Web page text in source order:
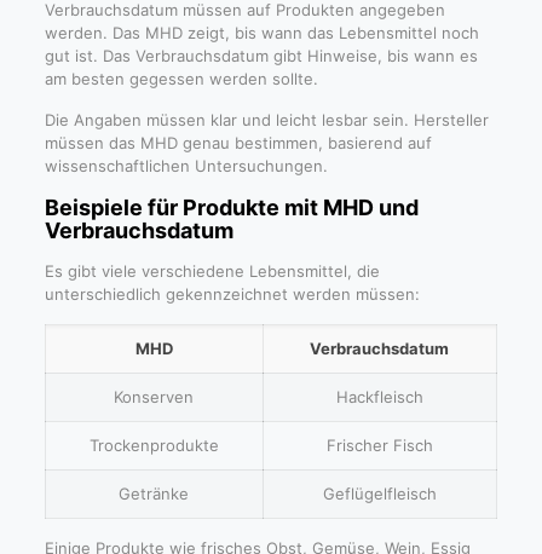
Verbrauchsdatum müssen auf Produkten angegeben
werden. Das MHD zeigt, bis wann das Lebensmittel noch
gut ist. Das Verbrauchsdatum gibt Hinweise, bis wann es
am besten gegessen werden sollte.
Die Angaben müssen klar und leicht lesbar sein. Hersteller
müssen das MHD genau bestimmen, basierend auf
wissenschaftlichen Untersuchungen.
Beispiele für Produkte mit MHD und
Verbrauchsdatum
Es gibt viele verschiedene Lebensmittel, die
unterschiedlich gekennzeichnet werden müssen:
MHD Verbrauchsdatum
Konserven Hackfleisch
Trockenprodukte Frischer Fisch
Getränke Geflügelfleisch
Einige Produkte wie frisches Obst, Gemüse, Wein, Essig